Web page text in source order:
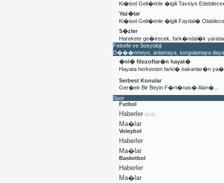
Ki�isel Geli�imle �lgili Tavsiye
Yaz�lar
Ki�isel Geli�imle �lgili Faydal�
S�zler
Harekete ge�irecek, fark�ndal�k
Felsefe ve Sosyoloji
D���nmeye, anlamaya, sorgulamaya
�nl� filozoflar�n hayat�
Hayata herkesten farkl� bakanlar�n
Serbest Konular
Ger�ek Bir Beyin F�rt�nas� Alan�...
Spor
Futbol
Haberler(4/4)
Ma�lar
Voleybol
Haberler
Ma�lar
Basketbol
Haberler
Ma�lar